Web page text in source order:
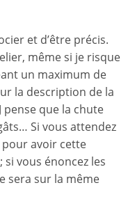
et d’être précis.
même si je risque
un maximum de
la description de la
pense que la chute
Si vous attendez
pour avoir cette
si vous énoncez les
sera sur la même